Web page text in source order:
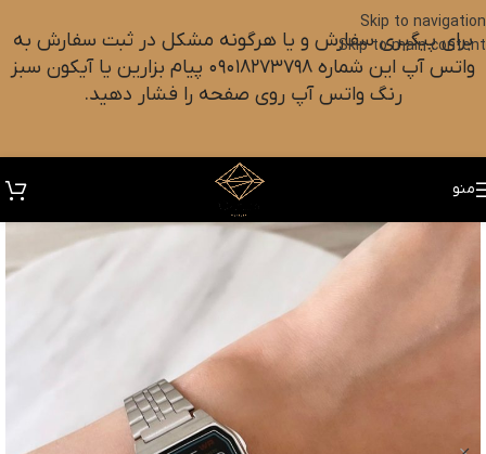
Skip to navigation
Skip to main content
برای پیگیری سفارش و یا هرگونه مشکل در ثبت سفارش به
واتس آپ این شماره ۰۹۰۱۸۲۷۳۷۹۸ پیام بزارین یا آیکون سبز
رنگ واتس آپ روی صفحه را فشار دهید.
منو